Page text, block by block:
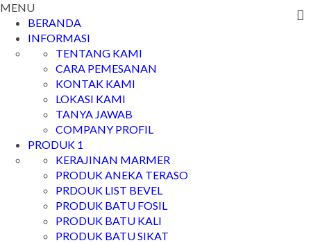
MENU
BERANDA
INFORMASI
TENTANG KAMI
CARA PEMESANAN
KONTAK KAMI
LOKASI KAMI
TANYA JAWAB
COMPANY PROFIL
PRODUK 1
KERAJINAN MARMER
PRODUK ANEKA TERASO
PRDOUK LIST BEVEL
PRODUK BATU FOSIL
PRODUK BATU KALI
PRODUK BATU SIKAT